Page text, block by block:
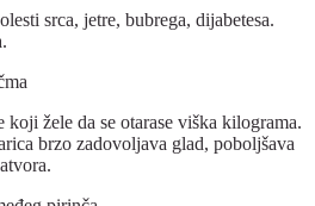
srca, jetre, bubrega, dijabetesa.
koji žele da se otarase viška kilograma.
brzo zadovoljava glad, poboljšava